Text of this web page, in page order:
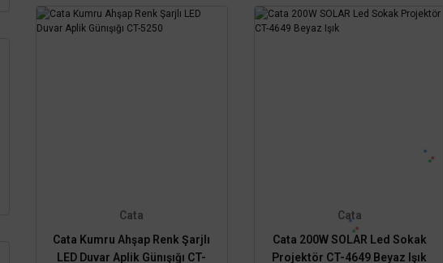
Cata
Cata Kumru Ahşap Renk Şarjlı
LED Duvar Aplik Günışığı CT-
Cata
Cata 200W SOLAR Led Sokak
Projektör CT-4649 Beyaz Işık